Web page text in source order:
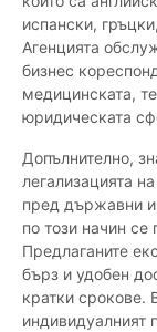
испански,
Агенцията
бизнес
медицинската,
юридическата
Допълнително,
легализацията
пред държавни
по този начин се
Предлаганите
бърз и удобен
кратки срокове.
индивидуалният